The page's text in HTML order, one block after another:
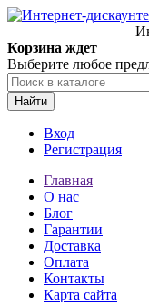
Корзина ждет
Выберите любое
Найти
Вход
Регистрация
Главная
О нас
Блог
Гарантии
Доставка
Оплата
Контакты
Карта сайта